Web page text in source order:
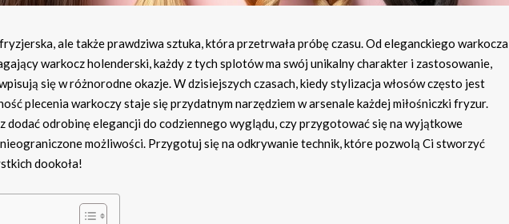
ale także prawdziwa sztuka, która przetrwała próbę czasu. Od eleganckiego warkocza
warkocz holenderski, każdy z tych splotów ma swój unikalny charakter i zastosowanie,
się w różnorodne okazje. W dzisiejszych czasach, kiedy stylizacja włosów często jest
plecenia warkoczy staje się przydatnym narzędziem w arsenale każdej miłośniczki fryzur.
dodać odrobinę elegancji do codziennego wyglądu, czy przygotować się na wyjątkowe
możliwości. Przygotuj się na odkrywanie technik, które pozwolą Ci stworzyć
dookoła!